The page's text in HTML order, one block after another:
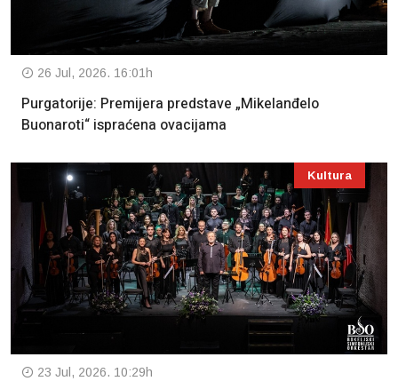
26 Jul, 2026. 16:01h
Purgatorije: Premijera predstave „Mikelanđelo
Buonaroti“ ispraćena ovacijama
Kultura
23 Jul, 2026. 10:29h